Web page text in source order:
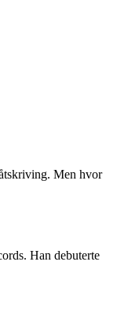
Men hvor
Han debuterte